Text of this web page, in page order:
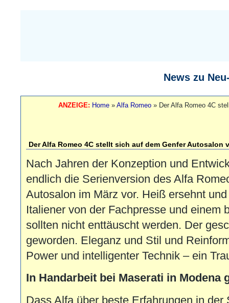
News zu
ANZEIGE: Home» Alfa Romeo» Der Alfa Romeo 4C
Der Alfa Romeo 4C stellt sich auf dem Genfer Autosalon
Nach Jahren der Konzeption und
endlich die Serienversion des Alfa
Autosalon im März vor. Heiß ersehnt
Italiener von der Fachpresse und einem
sollten nicht enttäuscht werden. Der
geworden. Eleganz und Stil und
Power und intelligenter Technik – ein
In Handarbeit bei Maserati in Modena
Dass Alfa über beste Erfahrungen in